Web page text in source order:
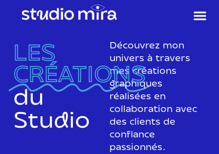
LES
CRÉATIONS
du
Studio
Découvrez mon
univers à travers
mes créations
graphiques
réalisées en
collaboration avec
des clients de
confiance
passionnés.